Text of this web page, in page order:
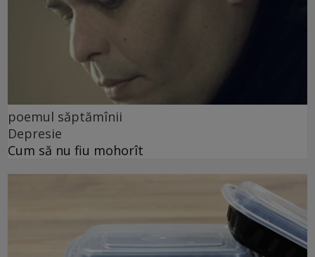
poemul săptămînii
Depresie
Cum să nu fiu mohorît